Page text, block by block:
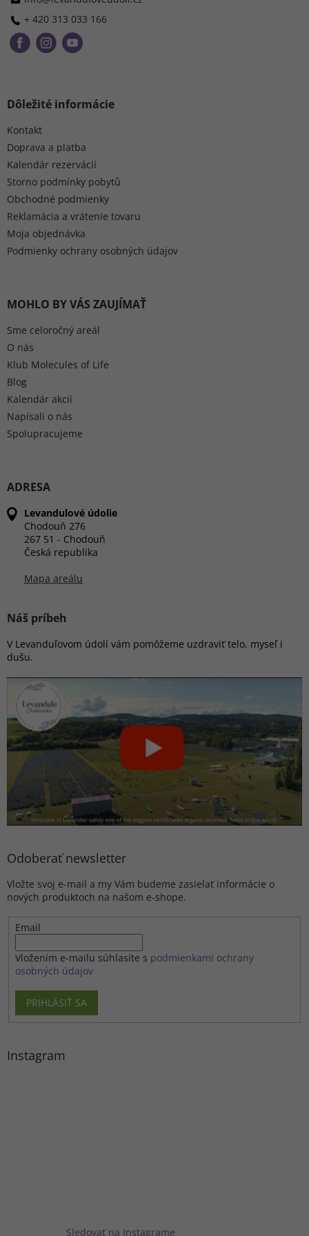
+ 420 313 033 166
Dôležité informácie
Kontakt
Doprava a platba
Kalendár rezervácií
Storno podmínky pobytů
Obchodné podmienky
Reklamácia a vrátenie tovaru
Moja objednávka
Podmienky ochrany osobných údajov
MOHLO BY VÁS ZAUJÍMAŤ
Sme celoročný areál
O nás
Klub Molecules of Life
Blog
Kalendár akcií
Napísali o nás
Spolupracujeme
ADRESA
Levandulové údolie
Chodouň 276
267 51 - Chodouň
Česká republika
Mapa areálu
Náš príbeh
V Levanduľovom údolí vám pomôžeme uzdraviť telo, myseľ i
dušu.
Odoberať newsletter
Vložte svoj e-mail a my Vám budeme zasielať informácie o
nových produktoch na našom e-shope.
Email
Vložením e-mailu súhlasíte s podmienkami ochrany
osobných údajov
PRIHLÁSIŤ SA
Instagram
Sledovať na Instagrame